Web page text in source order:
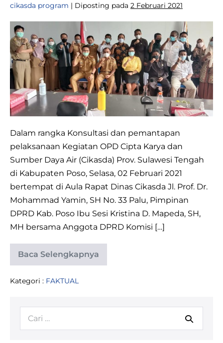
cikasda program | Diposting pada 2 Februari 2021
KUNJUNGAN
KERJA
PIMPINAN
DAN
ANGGOTA
KOMISI
3
KABUPATEN
POSO
Dalam rangka Konsultasi dan pemantapan
pelaksanaan Kegiatan OPD Cipta Karya dan
Sumber Daya Air (Cikasda) Prov. Sulawesi Tengah
di Kabupaten Poso, Selasa, 02 Februari 2021
bertempat di Aula Rapat Dinas Cikasda Jl. Prof. Dr.
Mohammad Yamin, SH No. 33 Palu, Pimpinan
DPRD Kab. Poso Ibu Sesi Kristina D. Mapeda, SH,
MH bersama Anggota DPRD Komisi […]
Baca Selengkapnya
KUNJUNGAN
KERJA
DAN
3
POSO
Kategori : FAKTUAL
Pencarian